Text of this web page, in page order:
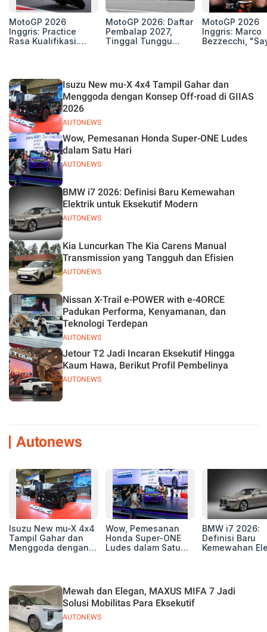
MotoGP 2026
Inggris: Practice
Rasa Kualifikasi.
Silverstone!
MotoGP 2026: Daftar
Pembalap 2027,
Tinggal Tunggu
MotoGP 2026
Inggris: Marco
Bezzecchi,
AUTONEWS
Isuzu New mu-X 4x4 Tampil Gahar dan
Menggoda dengan Konsep Off-road di GIIAS
2026
AUTONEWS
Wow, Pemesanan Honda Super-ONE Ludes
dalam Satu Hari
AUTONEWS
BMW i7 2026: Definisi Baru Kemewahan
Elektrik untuk Eksekutif Modern
AUTONEWS
Kia Luncurkan The Kia Carens Manual
Transmission yang Tangguh dan Efisien
AUTONEWS
Nissan X-Trail e-POWER with e-4ORCE
Padukan Performa, Kenyamanan, dan
Teknologi Terdepan
AUTONEWS
Jetour T2 Jadi Incaran Eksekutif Hingga
Kaum Hawa, Berikut Profil Pembelinya
Autonews
Isuzu New mu-X 4x4
Tampil Gahar dan
Menggoda dengan
Wow, Pemesanan
Honda Super-ONE
Ludes dalam Satu
BMW i7 2026:
Definisi Baru
Kemewahan
AUTONEWS
Mewah dan Elegan, MAXUS MIFA 7 Jadi
Solusi Mobilitas Para Eksekutif